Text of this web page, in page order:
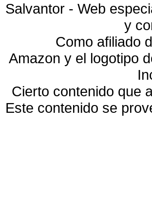
Salvantor - Web
y
Como afiliado
Amazon y el logotipo
Cierto contenido que
Este contenido se